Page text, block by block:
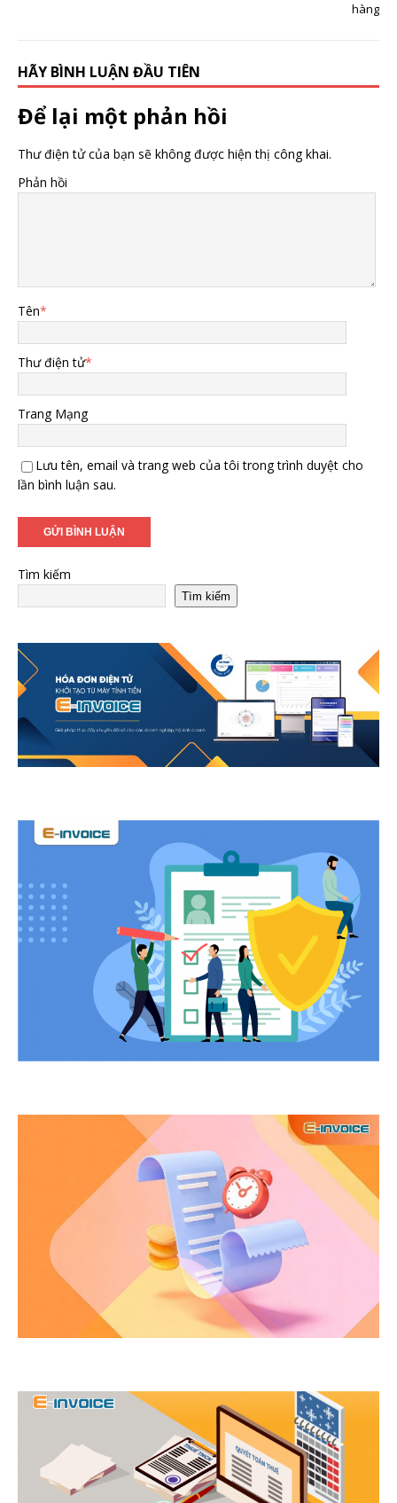
hàng
HÃY BÌNH LUẬN ĐẦU TIÊN
Để lại một phản hồi
Thư điện tử của bạn sẽ không được hiện thị công khai.
Phản hồi
Tên*
Thư điện tử*
Trang Mạng
Lưu tên, email và trang web của tôi trong trình duyệt cho
lần bình luận sau.
Tìm kiếm
Tìm kiếm